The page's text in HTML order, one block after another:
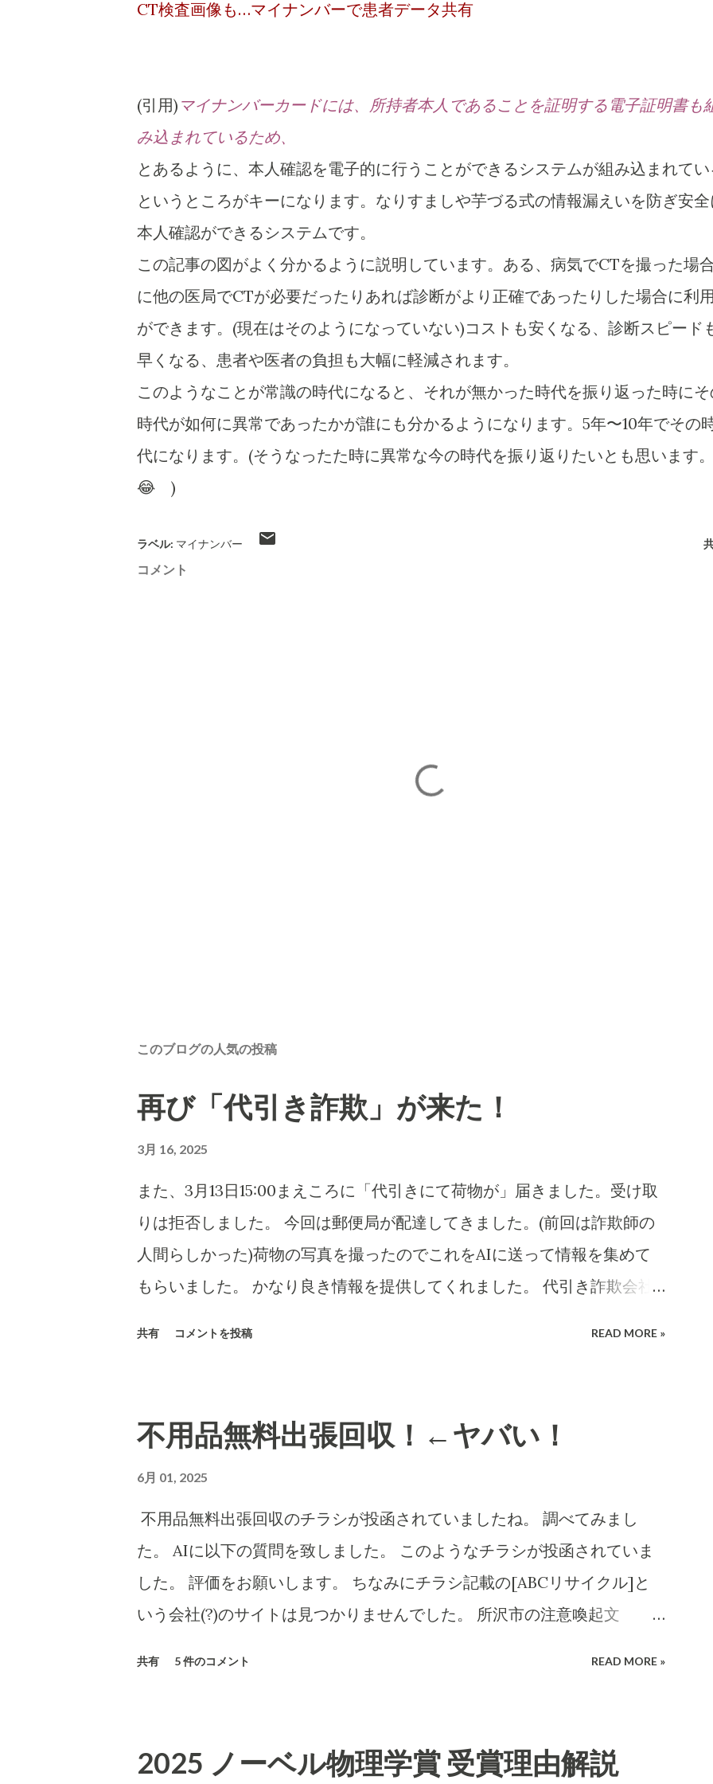
CT検査画像も…マイナンバーで患者データ共有
(引用) マイナンバーカードには、所持者本人であることを証明する電子証明書も
み込まれているため、
とあるように、本人確認を電子的に行うことができるシステムが組み込まれてい
というところがキーになります。なりすましや芋づる式の情報漏えいを防ぎ安全
本人確認ができるシステムです。
この記事の図がよく分かるように説明しています。ある、病気でCTを撮った場
に他の医局でCTが必要だったりあれば診断がより正確であったりした場合に利用
ができます。(現在はそのようになっていない)コストも安くなる、診断スピード
早くなる、患者や医者の負担も大幅に軽減されます。
このようなことが常識の時代になると、それが無かった時代を振り返った時にそ
時代が如何に異常であったかが誰にも分かるようになります。5年〜10年でその
代になります。(そうなったた時に異常な今の時代を振り返りたいとも思います。
😂 )
ラベル: マイナンバー
コメント
このブログの人気の投稿
再び「代引き詐欺」が来た！
3月 16, 2025
また、3月13日15:00まえころに「代引きにて荷物が」届きました。受け取
りは拒否しました。 今回は郵便局が配達してきました。(前回は詐欺師の
人間らしかった)荷物の写真を撮ったのでこれをAIに送って情報を集めて
もらいました。 かなり良き情報を提供してくれました。 代引き詐欺会社
とヤマトなど宅配会社にとっては上得意のお客さまであるのかもしれな
い???...(受取拒絶で返品になる確率はかなり高いのでその返送時の運賃も
売上となります。) 以下は、AIの分析です。長文です。 詐欺にかかる心理
についてもAIに分析・解説をしてもらいました。 CBB 株式会社、および
「charmmsho」という販売店に関する詐欺やトラブル報告の有無を確認
します。また、送り主情報の詳細な住所や連絡先が正式な企業情報と一致
CBB株式会社および販売店「charmmsho」に関する調査報告 会社所在
式サイトにも住所「〒590-0412 大阪府泉南郡熊取町紺屋2-20-1」と記載
共有 コメントを投稿 READ MORE »
不用品無料出張回収！←ヤバい！
6月 01, 2025
不用品無料出張回収のチラシが投函されていましたね。 調べてみまし
た。 AIに以下の質問を致しました。 このようなチラシが投函されていま
した。 評価をお願いします。 ちなみにチラシ記載の[ABCリサイクル]と
いう会社(?)のサイトは見つかりませんでした。 所沢市の注意喚起文
が必要です。 「産業廃棄物処理業」や 「古物商」の許可では回収できま
共有 5 件のコメント READ MORE »
2025 ノーベル物理学賞 受賞理由解説